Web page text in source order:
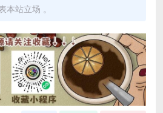
本站立场 。